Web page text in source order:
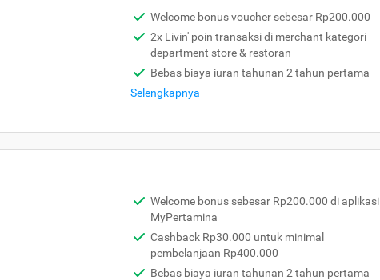
Welcome bonus voucher sebesar Rp200.000
2x Livin' poin transaksi di merchant kategori
department store & restoran
Bebas biaya iuran tahunan 2 tahun pertama
Selengkapnya
Welcome bonus sebesar Rp200.000 di aplikasi
MyPertamina
Cashback Rp30.000 untuk minimal
pembelanjaan Rp400.000
Bebas biaya iuran tahunan 2 tahun pertama